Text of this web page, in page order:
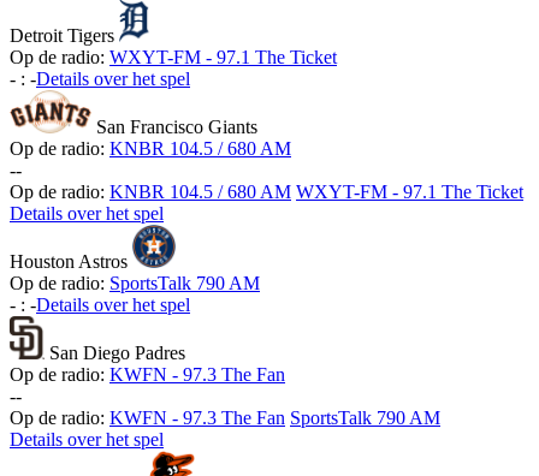
Detroit Tigers
Op de radio: WXYT-FM - 97.1 The Ticket
- : -Details over het spel
San Francisco Giants
Op de radio: KNBR 104.5 / 680 AM
--
Op de radio: KNBR 104.5 / 680 AM WXYT-FM - 97.1 The Ticket
Details over het spel
Houston Astros
Op de radio: SportsTalk 790 AM
- : -Details over het spel
San Diego Padres
Op de radio: KWFN - 97.3 The Fan
--
Op de radio: KWFN - 97.3 The Fan SportsTalk 790 AM
Details over het spel